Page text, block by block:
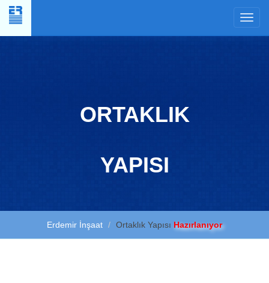
ORTAKLIK
YAPISI
Erdemir İnşaat Ortaklık Yapısı Hazırlanıyor